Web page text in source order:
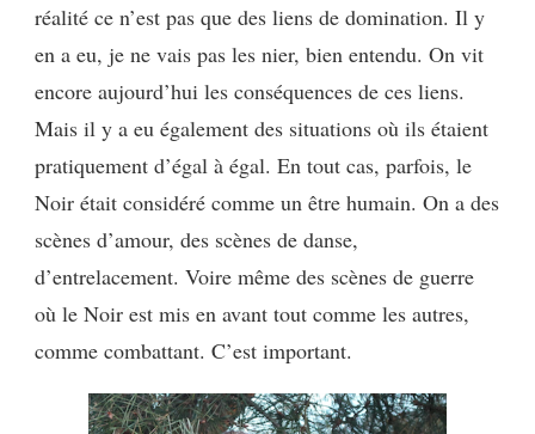
réalité ce n’est pas que des liens de domination. Il y
en a eu, je ne vais pas les nier, bien entendu. On vit
encore aujourd’hui les conséquences de ces liens.
Mais il y a eu également des situations où ils étaient
pratiquement d’égal à égal. En tout cas, parfois, le
Noir était considéré comme un être humain. On a des
scènes d’amour, des scènes de danse,
d’entrelacement. Voire même des scènes de guerre
où le Noir est mis en avant tout comme les autres,
comme combattant. C’est important.